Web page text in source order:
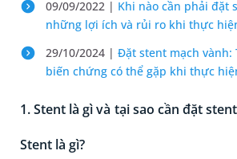
09/09/2022 | Khi nào cần phải đặt
những lợi ích và rủi ro khi thực
29/10/2024 | Đặt stent mạch
biến chứng có thể gặp khi thực
1. Stent là gì và tại sao cần đặt
Stent là gì?